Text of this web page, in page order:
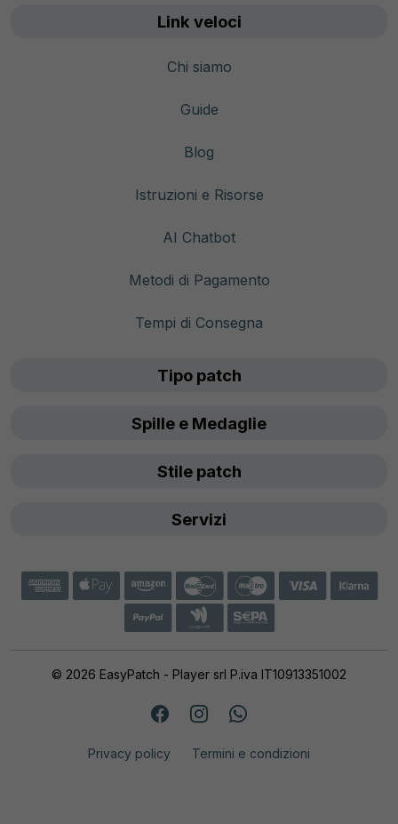
Link veloci
Chi siamo
Guide
Blog
Istruzioni e Risorse
AI Chatbot
Metodi di Pagamento
Tempi di Consegna
Tipo patch
Spille e Medaglie
Stile patch
Servizi
© 2026 EasyPatch - Player srl P.iva IT10913351002
Privacy policy Termini e condizioni